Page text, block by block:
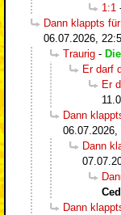
1:1
Dann klappts
06.07.2026,
Traurig -
Er darf
Er
Dann
06.07.2026,
Dann
Dann